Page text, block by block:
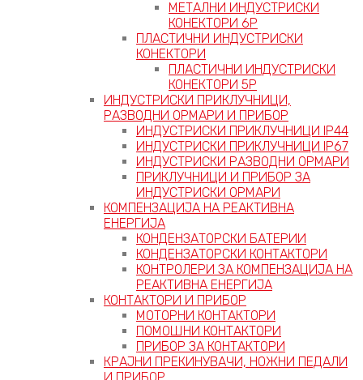
МЕТАЛНИ ИНДУСТРИСКИ
КОНЕКТОРИ 6P
ПЛАСТИЧНИ ИНДУСТРИСКИ
КОНЕКТОРИ
ПЛАСТИЧНИ ИНДУСТРИСКИ
КОНЕКТОРИ 5P
ИНДУСТРИСКИ ПРИКЛУЧНИЦИ,
РАЗВОДНИ ОРМАРИ И ПРИБОР
ИНДУСТРИСКИ ПРИКЛУЧНИЦИ IP44
ИНДУСТРИСКИ ПРИКЛУЧНИЦИ IP67
ИНДУСТРИСКИ РАЗВОДНИ ОРМАРИ
ПРИКЛУЧНИЦИ И ПРИБОР ЗА
ИНДУСТРИСКИ ОРМАРИ
КОМПЕНЗАЦИЈА НА РЕАКТИВНА
ЕНЕРГИЈА
КОНДЕНЗАТОРСКИ БАТЕРИИ
КОНДЕНЗАТОРСКИ КОНТАКТОРИ
КОНТРОЛЕРИ ЗА КОМПЕНЗАЦИЈА НА
РЕАКТИВНА ЕНЕРГИЈА
КОНТАКТОРИ И ПРИБОР
МОТОРНИ КОНТАКТОРИ
ПОМОШНИ КОНТАКТОРИ
ПРИБОР ЗА КОНТАКТОРИ
КРАЈНИ ПРЕКИНУВАЧИ, НОЖНИ ПЕДАЛИ